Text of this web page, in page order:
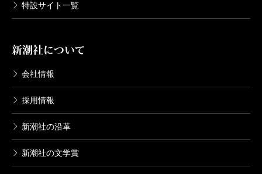
特設サイト一覧
新潮社について
会社情報
採用情報
新潮社の沿革
新潮社の文学賞